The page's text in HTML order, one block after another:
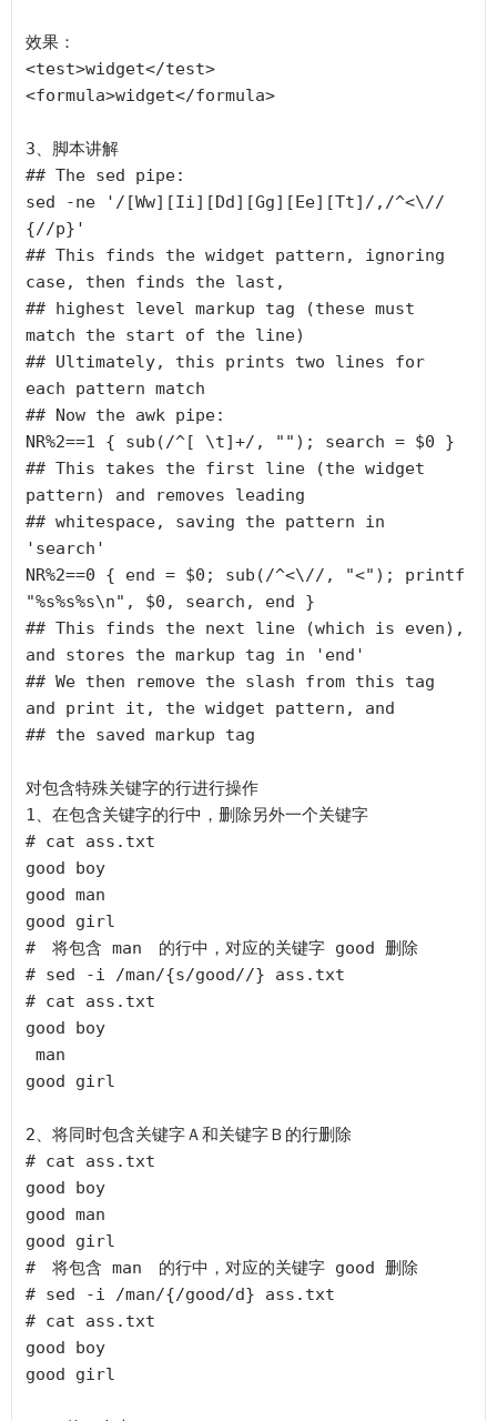
效果：
<test>widget</test>
<formula>widget</formula>
3、脚本讲解
## The sed pipe:
sed -ne '/[Ww][Ii][Dd][Gg][Ee][Tt]/,/^<\//
{//p}'
## This finds the widget pattern, ignoring
case, then finds the last,
## highest level markup tag (these must
match the start of the line)
## Ultimately, this prints two lines for
each pattern match
## Now the awk pipe:
NR%2==1 { sub(/^[ \t]+/, ""); search = $0 }
## This takes the first line (the widget
pattern) and removes leading
## whitespace, saving the pattern in
'search'
NR%2==0 { end = $0; sub(/^<\//, "<"); printf
"%s%s%s\n", $0, search, end }
## This finds the next line (which is even),
and stores the markup tag in 'end'
## We then remove the slash from this tag
and print it, the widget pattern, and
## the saved markup tag
对包含特殊关键字的行进行操作
1、在包含关键字的行中，删除另外一个关键字
# cat ass.txt
good boy
good man
good girl
#　将包含 man　的行中，对应的关键字 good 删除
# sed -i /man/{s/good//} ass.txt
# cat ass.txt
good boy
good girl
2、将同时包含关键字Ａ和关键字Ｂ的行删除
# cat ass.txt
good boy
good man
good girl
#　将包含 man　的行中，对应的关键字 good 删除
# sed -i /man/{/good/d} ass.txt
# cat ass.txt
good boy
good girl